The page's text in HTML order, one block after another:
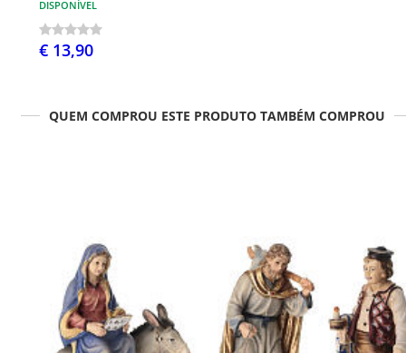
DISPONÍVEL
€ 13,90
QUEM COMPROU ESTE PRODUTO TAMBÉM COMPROU